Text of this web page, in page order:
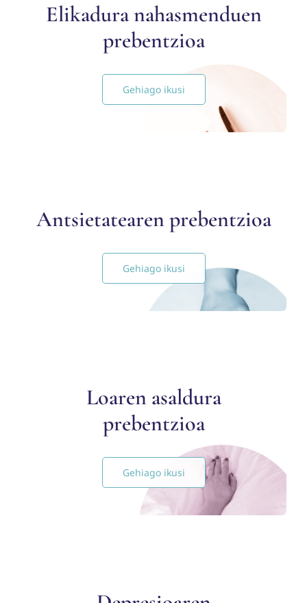
Elikadura nahasmenduen
prebentzioa
Gehiago ikusi
Antsietatearen prebentzioa
Gehiago ikusi
Loaren asaldura
prebentzioa
Gehiago ikusi